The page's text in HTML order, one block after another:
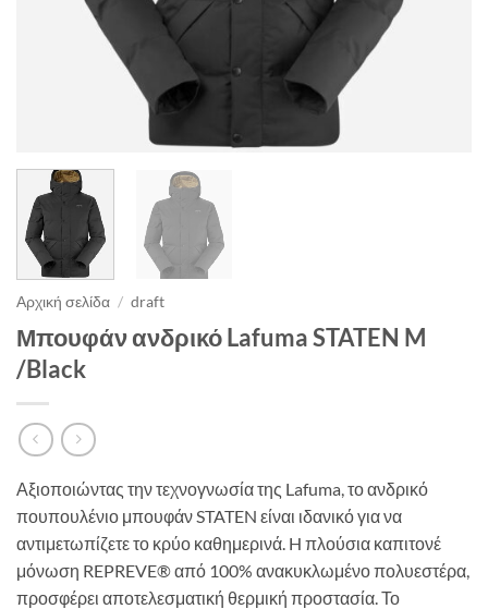
Αρχική σελίδα / draft
Μπουφάν ανδρικό Lafuma STATEN M
/Black
Αξιοποιώντας την τεχνογνωσία της Lafuma, το ανδρικό
πουπουλένιο μπουφάν STATEN είναι ιδανικό για να
αντιμετωπίζετε το κρύο καθημερινά. H πλούσια καπιτονέ
μόνωση REPREVE® από 100% ανακυκλωμένο πολυεστέρα,
προσφέρει αποτελεσματική θερμική προστασία. Το